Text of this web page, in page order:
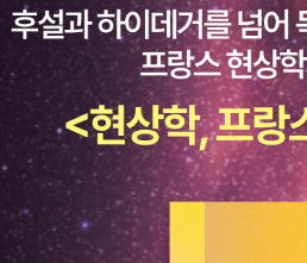
성이 아니라 방향성이 중요하다고 생
대안이라기보다는 삶의 태도에 가깝
전환이 가능한 영토다.”